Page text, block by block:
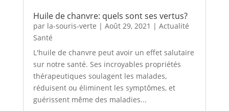
Huile de chanvre: quels sont ses vertus?
par la-souris-verte | Août 29, 2021 | Actualité
Santé
L'huile de chanvre peut avoir un effet salutaire
sur notre santé. Ses incroyables propriétés
thérapeutiques soulagent les malades,
réduisent ou éliminent les symptômes, et
guérissent même des maladies...